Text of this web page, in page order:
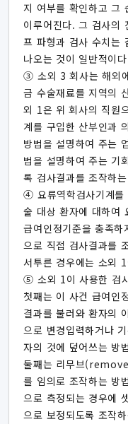
지 여부를 확인하고 그
이루어진다. 그 검사의
프 파형과 검사 수치는
나오는 것이 일반적이
③ 소외 3 회사는 해외
금 수술재료를 지역의
외 1은 위 회사의 직원
계를 구입한 산부인과
방법을 설명하여 주는
법을 설명하여 주는 기
록 검사결과를 조작하
④ 요류역학검사기계를
술 대상 환자에 대하여
급여인정기준을 충족
으로 직접 검사결과를
서투른 경우에는 소외
⑤ 소외 1이 사용한 검
첫째는 이 사건 급여인
결과를 불러와 환자의
으로 변경입력하거나
자의 것에 덮어쓰는 방
둘째는 리무브
를 임의로 조작하는 방
으로 측정되는 경우에
으로 보정되도록 조작